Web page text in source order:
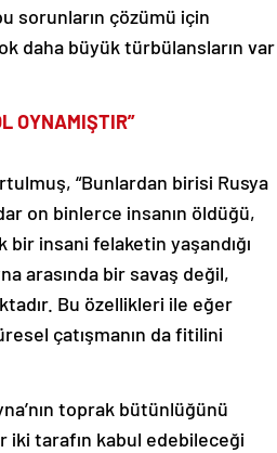
sorunların çözümü için
daha büyük türbülansların var
OYNAMIŞTIR”
“Bunlardan birisi Rusya
on binlerce insanın öldüğü,
bir insani felaketin yaşandığı
arasında bir savaş değil,
Bu özellikleri ile eğer
çatışmanın da fitilini
toprak bütünlüğünü
iki tarafın kabul edebileceği